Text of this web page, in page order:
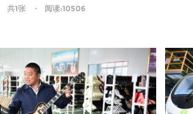
共1张 阅读:10506